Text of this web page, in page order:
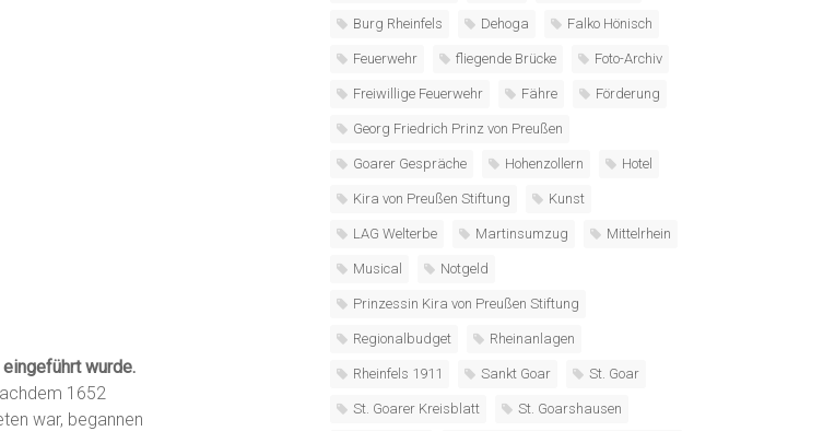
wurde.
1652
war, begannen
Burg Rheinfels Dehoga Falko Hönisch
Feuerwehr fliegende Brücke Foto-Archiv
Freiwillige Feuerwehr Fähre Förderung
Georg Friedrich Prinz von Preußen
Goarer Gespräche Hohenzollern Hotel
Kira von Preußen Stiftung Kunst
LAG Welterbe Martinsumzug Mittelrhein
Musical Notgeld
Prinzessin Kira von Preußen Stiftung
Regionalbudget Rheinanlagen
Rheinfels 1911 Sankt Goar St. Goar
St. Goarer Kreisblatt St. Goarshausen